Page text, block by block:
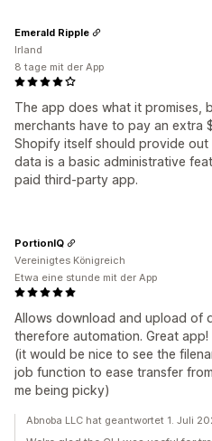
The app does what it promises,
merchants have to pay an extra
Shopify itself should provide
data is a basic administrative
paid third-party app.
Emerald Ripple
Irland
8 tage mit der App
Allows download and upload of
therefore automation. Great app!
(it would be nice to see the
job function to ease transfer
me being picky)
PortionIQ
Vereinigtes Königreich
Etwa eine stunde mit der App
Abnoba LLC hat geantwortet 1. Juli